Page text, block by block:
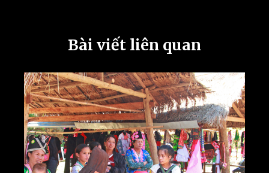
Bài viết liên quan